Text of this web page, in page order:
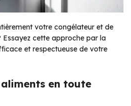
votre congélateur et de
cette approche par la
et respectueuse de votre
en toute